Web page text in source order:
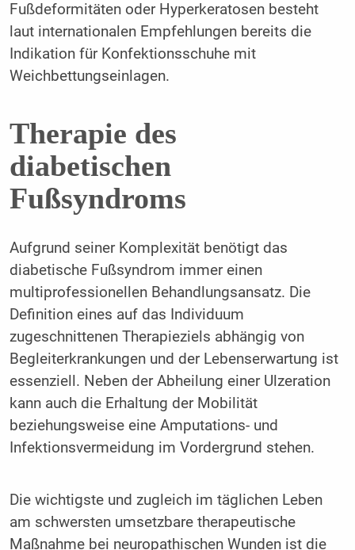
Fußdeformitäten oder Hyperkeratosen besteht
laut internationalen Empfehlungen bereits die
Indikation für Konfektionsschuhe mit
Weichbettungseinlagen.
Therapie des
diabetischen
Fußsyndroms
Aufgrund seiner Komplexität benötigt das
diabetische Fußsyndrom immer einen
multiprofessionellen Behandlungsansatz. Die
Definition eines auf das Individuum
zugeschnittenen Therapieziels abhängig von
Begleiterkrankungen und der Lebenserwartung ist
essenziell. Neben der Abheilung einer Ulzeration
kann auch die Erhaltung der Mobilität
beziehungsweise eine Amputations- und
Infektionsvermeidung im Vordergrund stehen.
Die wichtigste und zugleich im täglichen Leben
am schwersten umsetzbare therapeutische
Maßnahme bei neuropathischen Wunden ist die